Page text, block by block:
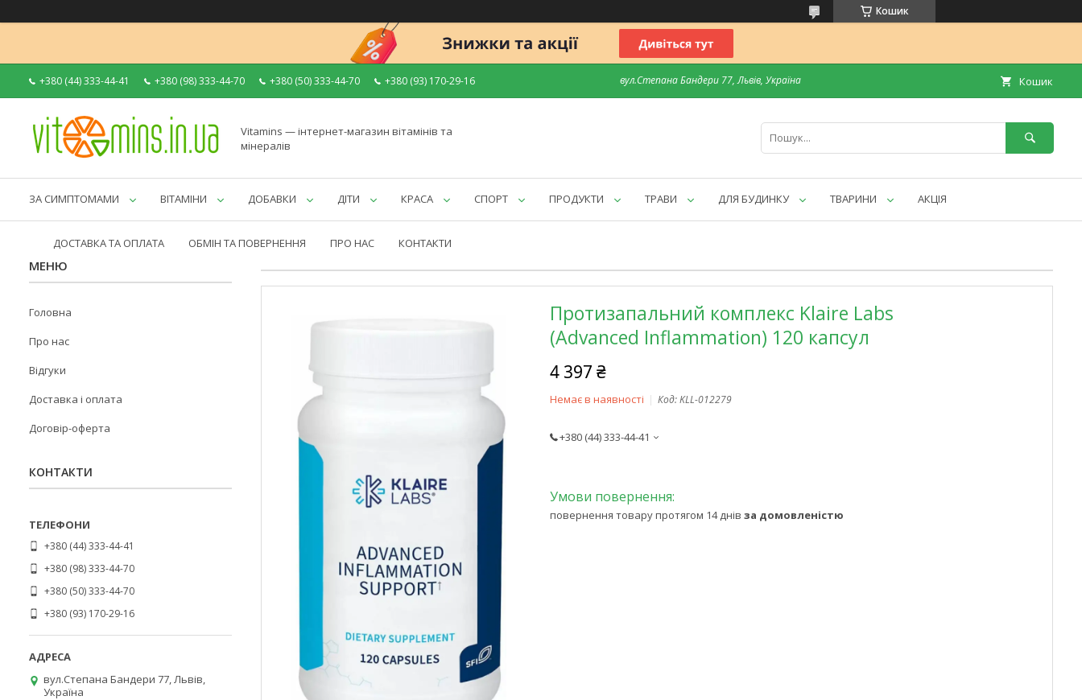
Кошик
+380 (44) 333-44-41 +380 (98) 333-44-70 +380 (50) 333-44-70 +380 (93) 170-29-16 вул.Степана Бандери 77, Львів, Україна Кошик
Vitamins — інтернет-магазин вітамінів та
мінералів
ЗА СИМПТОМАМИ ВІТАМІНИ ДОБАВКИ ДІТИ КРАСА СПОРТ ПРОДУКТИ ТРАВИ ДЛЯ БУДИНКУ ТВАРИНИ АКЦІЯ
ДОСТАВКА ТА ОПЛАТА ОБМІН ТА ПОВЕРНЕННЯ ПРО НАС КОНТАКТИ
Протизапальний комплекс Klaire Labs
(Advanced Inflammation) 120 капсул
4 397 ₴
Немає в наявності Код:KLL-012279
+380 (44) 333-44-41
повернення товару протягом 14 днів за домовленістю
Головна
Про нас
Відгуки
Доставка і оплата
Договір-оферта
КОНТАКТИ
+380 (44) 333-44-41
+380 (98) 333-44-70
+380 (50) 333-44-70
+380 (93) 170-29-16
вул.Степана Бандери 77, Львів,
Україна